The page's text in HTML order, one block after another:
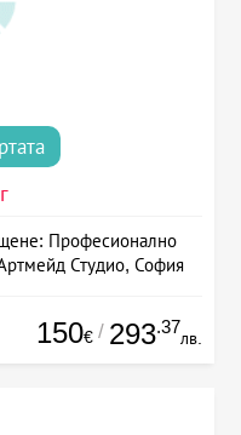
Професионално
Студио, София
150€ / 293.37
лв.